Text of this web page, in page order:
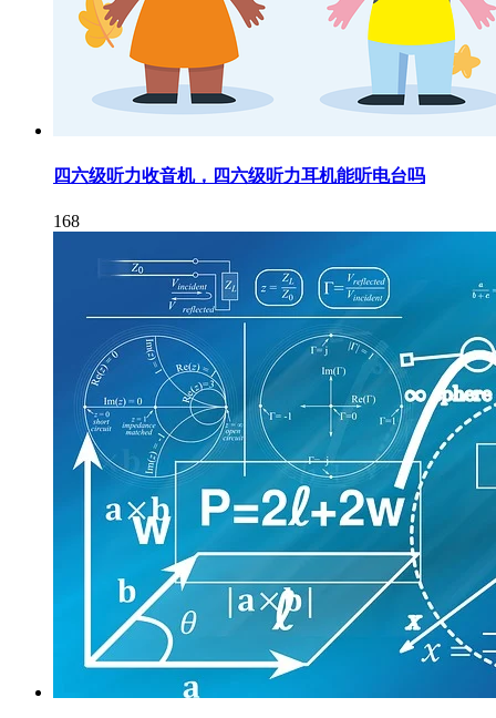
四六级听力收音机，四六级听力耳机能听电台吗
168